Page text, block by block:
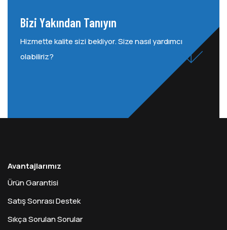
Bizi Yakından Tanıyın
Hizmette kalite sizi bekliyor. Size nasıl yardımcı
olabiliriz?
Avantajlarımız
Ürün Garantisi
Satış Sonrası Destek
Sıkça Sorulan Sorular